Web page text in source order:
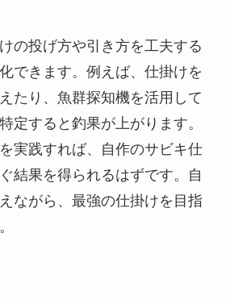
の投げ方や引き方を工夫する
できます。例えば、仕掛けを
たり、魚群探知機を活用して
定すると釣果が上がります。
実践すれば、自作のサビキ仕
結果を得られるはずです。自
ながら、最強の仕掛けを目指